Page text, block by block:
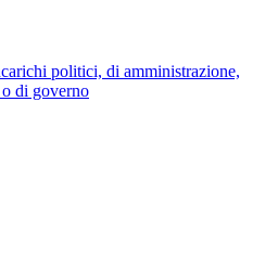
politici, di amministrazione,
di governo